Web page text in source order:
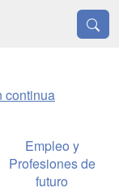
continua
Empleo y
Profesiones de
futuro